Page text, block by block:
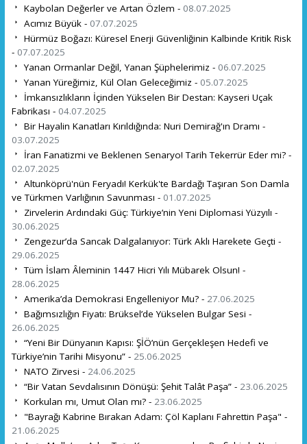
Kaybolan Değerler ve Artan Özlem - 08.07.2025
Acımız Büyük - 07.07.2025
Hürmüz Boğazı: Küresel Enerji Güvenliğinin Kalbinde Kritik Risk
- 07.07.2025
Yanan Ormanlar Değil, Yanan Şüphelerimiz - 06.07.2025
Yanan Yüreğimiz, Kül Olan Geleceğimiz - 05.07.2025
İmkansızlıkların İçinden Yükselen Bir Destan: Kayseri Uçak
Fabrikası - 04.07.2025
Bir Hayalin Kanatları Kırıldığında: Nuri Demirağ'ın Dramı -
03.07.2025
İran Fanatizmi ve Beklenen Senaryo! Tarih Tekerrür Eder mi? -
02.07.2025
Altunköprü'nün Feryadı! Kerkük'te Bardağı Taşıran Son Damla
ve Türkmen Varlığının Savunması - 01.07.2025
Zirvelerin Ardındaki Güç: Türkiye’nin Yeni Diplomasi Yüzyılı -
30.06.2025
Zengezur’da Sancak Dalgalanıyor: Türk Aklı Harekete Geçti -
29.06.2025
Tüm İslam Âleminin 1447 Hicri Yılı Mübarek Olsun! -
28.06.2025
Amerika’da Demokrasi Engelleniyor Mu? - 27.06.2025
Bağımsızlığın Fiyatı: Brüksel’de Yükselen Bulgar Sesi -
26.06.2025
“Yeni Bir Dünyanın Kapısı: ŞİÖ’nün Gerçekleşen Hedefi ve
Türkiye’nin Tarihi Misyonu” - 25.06.2025
NATO Zirvesi - 24.06.2025
“Bir Vatan Sevdalısının Dönüşü: Şehit Talât Paşa” - 23.06.2025
Korkulan mı, Umut Olan mı? - 23.06.2025
"Bayrağı Kabrine Bırakan Adam: Çöl Kaplanı Fahrettin Paşa" -
21.06.2025